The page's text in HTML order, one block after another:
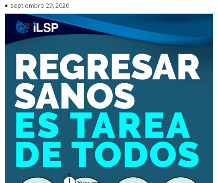
septiembre 29, 2020